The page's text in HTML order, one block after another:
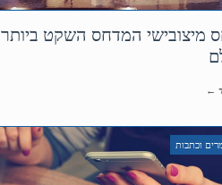
מיצובישי המדחס השקט ביותר
←
וכתבות